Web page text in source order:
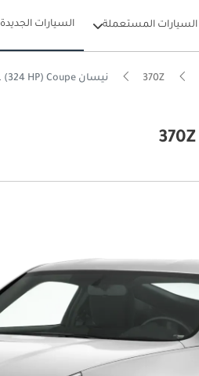
السيارات المستعملة السيارات الجديدة
370Z نيسان 370Z Std 3.7L (324 HP) Coupe